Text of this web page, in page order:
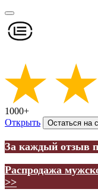
1000+
Открыть
Остаться на
За каждый отзыв
Распродажа
>>